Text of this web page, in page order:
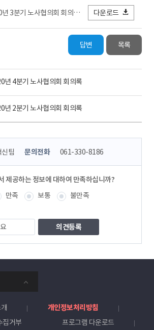
노사협의회 회의록_전력거래소.pdf
다운로드
답변 목록
년 4분기 노사협의회 회의록
년 2분기 노사협의회 회의록
팀 문의전화 061-330-8186
제공하는 정보에 대하여 만족하십니까?
만족 보통
불만족
개인정보처리방침
집거부
프로그램 다운로드